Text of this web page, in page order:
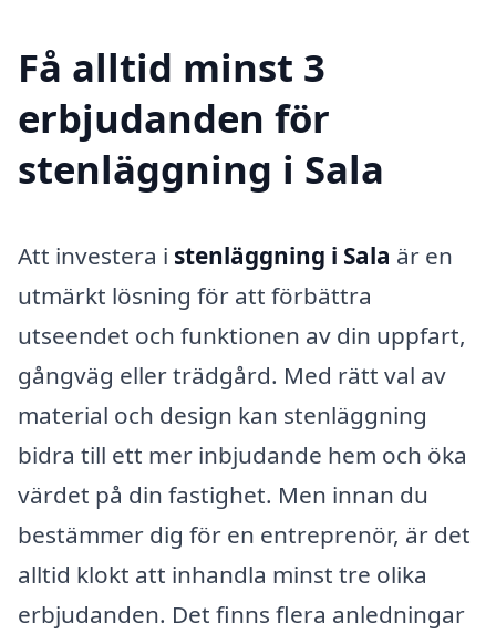
Få alltid minst 3
erbjudanden för
stenläggning i Sala
Att investera i stenläggning i Sala är en
utmärkt lösning för att förbättra
utseendet och funktionen av din uppfart,
gångväg eller trädgård. Med rätt val av
material och design kan stenläggning
bidra till ett mer inbjudande hem och öka
värdet på din fastighet. Men innan du
bestämmer dig för en entreprenör, är det
alltid klokt att inhandla minst tre olika
erbjudanden. Det finns flera anledningar